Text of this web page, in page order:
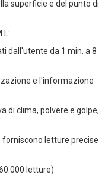
superficie e del punto di
L:
dall'utente da 1 min. a 8
e l'informazione
di clima, polvere e golpe,
forniscono letture precise
letture)